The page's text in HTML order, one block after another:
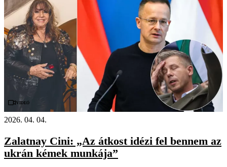
Videó
2026. 04. 04.
Zalatnay Cini: „Az átkost idézi fel bennem az
ukrán kémek munkája”